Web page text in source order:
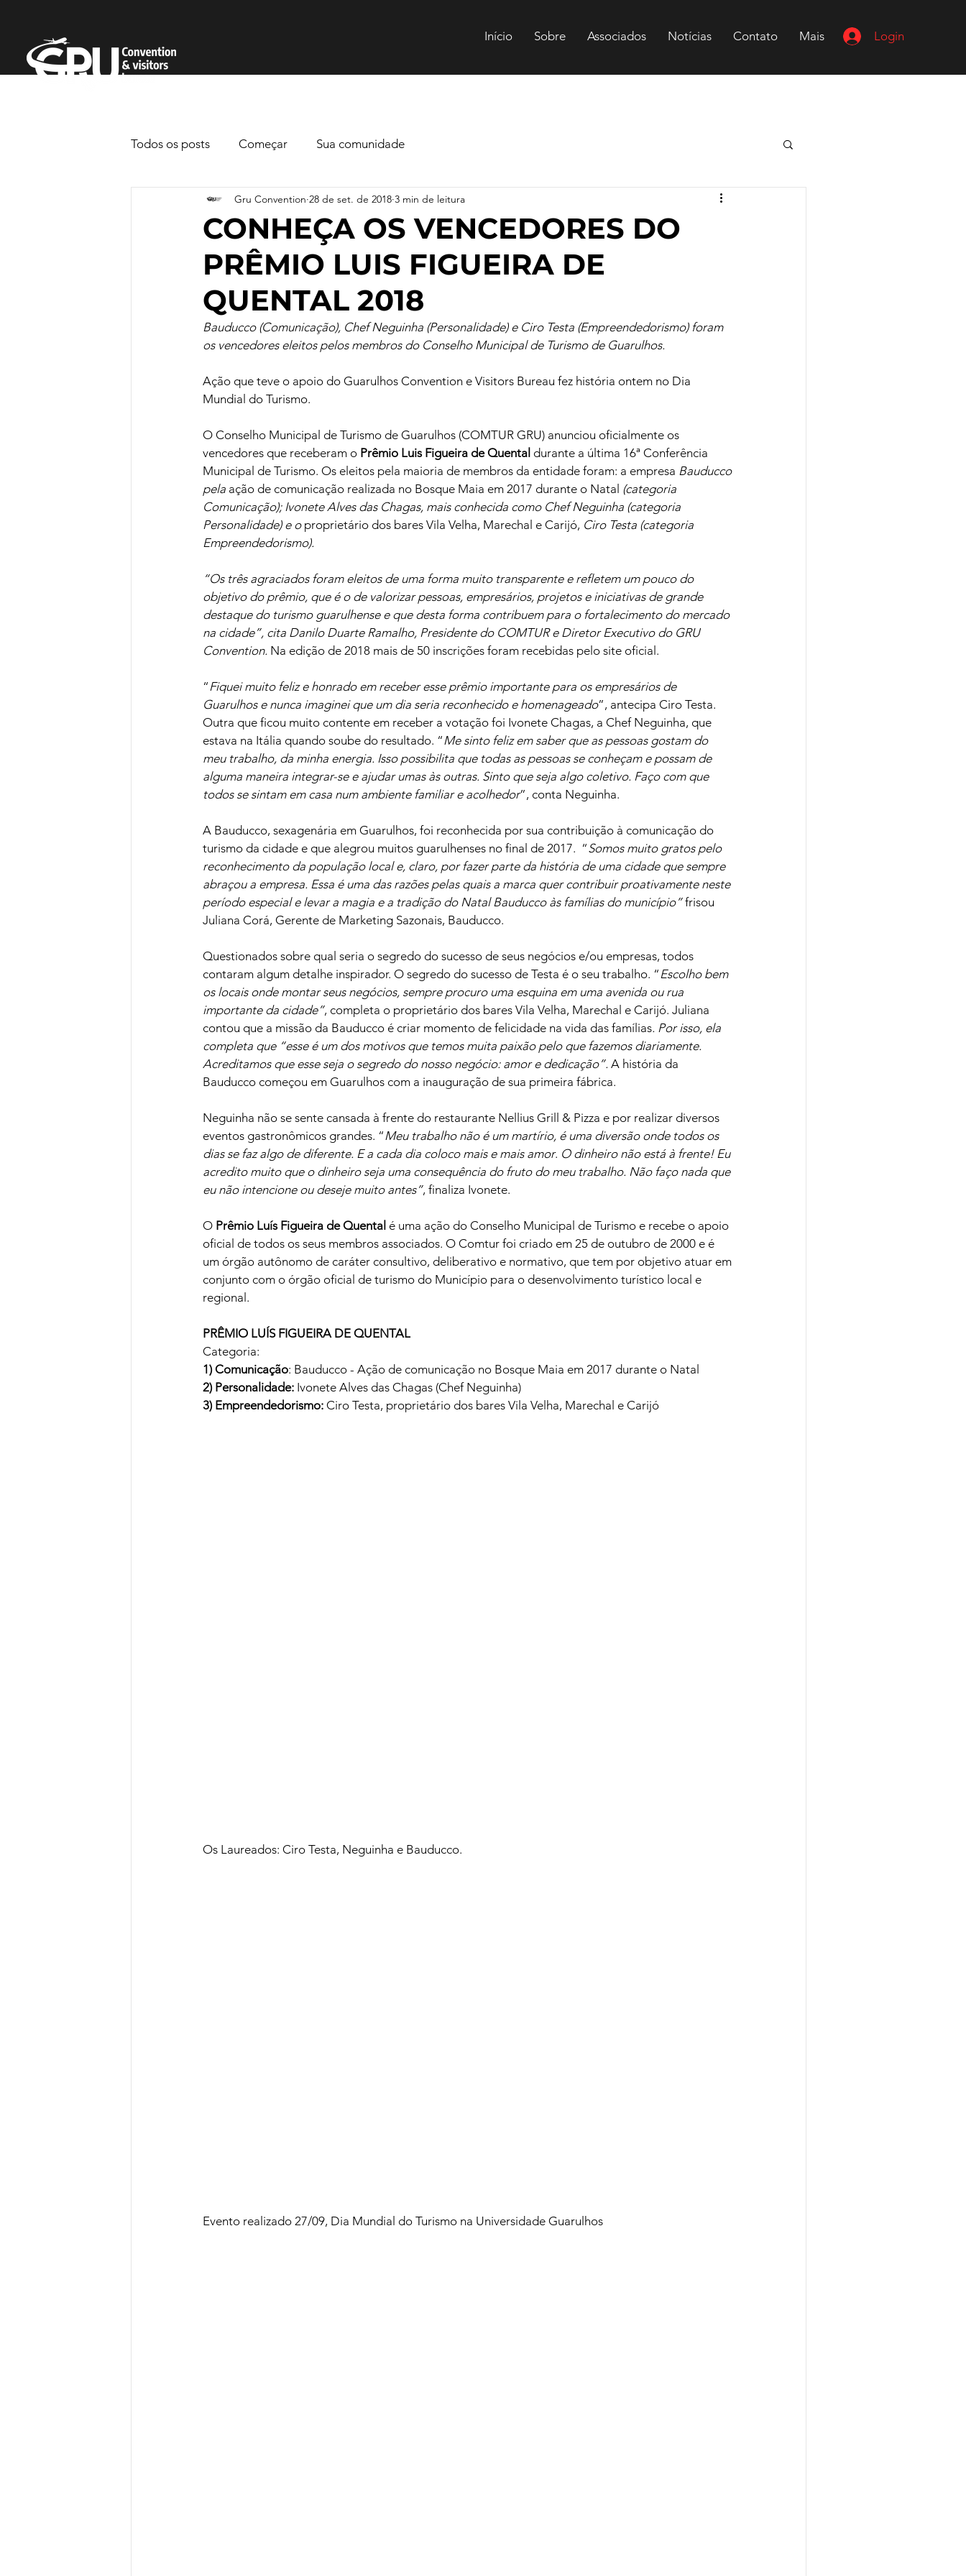
Início Sobre Associados Notícias Contato Mais Login
Todos os posts Começar Sua comunidade
CONHEÇA OS VENCEDORES DO
PRÊMIO LUIS FIGUEIRA DE
QUENTAL 2018
Gru Convention 28 de set. de 2018 3 min de leitura
Bauducco (Comunicação), Chef Neguinha (Personalidade) e Ciro Testa (Empreendedorismo) foram
os vencedores eleitos pelos membros do Conselho Municipal de Turismo de Guarulhos.
Ação que teve o apoio do Guarulhos Convention e Visitors Bureau fez história ontem no Dia
Mundial do Turismo.
O Conselho Municipal de Turismo de Guarulhos (COMTUR GRU) anunciou oficialmente os
vencedores que receberam o Prêmio Luis Figueira de Quental durante a última 16ª Conferência
Municipal de Turismo. Os eleitos pela maioria de membros da entidade foram: a empresa Bauducco
pela ação de comunicação realizada no Bosque Maia em 2017 durante o Natal (categoria
Comunicação); Ivonete Alves das Chagas, mais conhecida como Chef Neguinha (categoria
Personalidade) e o proprietário dos bares Vila Velha, Marechal e Carijó, Ciro Testa (categoria
Empreendedorismo).
“Os três agraciados foram eleitos de uma forma muito transparente e refletem um pouco do
objetivo do prêmio, que é o de valorizar pessoas, empresários, projetos e iniciativas de grande
destaque do turismo guarulhense e que desta forma contribuem para o fortalecimento do mercado
na cidade”, cita Danilo Duarte Ramalho, Presidente do COMTUR e Diretor Executivo do GRU
Convention. Na edição de 2018 mais de 50 inscrições foram recebidas pelo site oficial.
“Fiquei muito feliz e honrado em receber esse prêmio importante para os empresários de
Guarulhos e nunca imaginei que um dia seria reconhecido e homenageado”, antecipa Ciro Testa.
Outra que ficou muito contente em receber a votação foi Ivonete Chagas, a Chef Neguinha, que
estava na Itália quando soube do resultado. “Me sinto feliz em saber que as pessoas gostam do
meu trabalho, da minha energia. Isso possibilita que todas as pessoas se conheçam e possam de
alguma maneira integrar-se e ajudar umas às outras. Sinto que seja algo coletivo. Faço com que
todos se sintam em casa num ambiente familiar e acolhedor”, conta Neguinha.
A Bauducco, sexagenária em Guarulhos, foi reconhecida por sua contribuição à comunicação do
turismo da cidade e que alegrou muitos guarulhenses no final de 2017.  “Somos muito gratos pelo
reconhecimento da população local e, claro, por fazer parte da história de uma cidade que sempre
abraçou a empresa. Essa é uma das razões pelas quais a marca quer contribuir proativamente neste
período especial e levar a magia e a tradição do Natal Bauducco às famílias do município” frisou
Juliana Corá, Gerente de Marketing Sazonais, Bauducco.
Questionados sobre qual seria o segredo do sucesso de seus negócios e/ou empresas, todos
contaram algum detalhe inspirador. O segredo do sucesso de Testa é o seu trabalho. “Escolho bem
os locais onde montar seus negócios, sempre procuro uma esquina em uma avenida ou rua
importante da cidade”, completa o proprietário dos bares Vila Velha, Marechal e Carijó. Juliana
contou que a missão da Bauducco é criar momento de felicidade na vida das famílias. Por isso, ela
completa que “esse é um dos motivos que temos muita paixão pelo que fazemos diariamente.
Acreditamos que esse seja o segredo do nosso negócio: amor e dedicação”. A história da
Bauducco começou em Guarulhos com a inauguração de sua primeira fábrica.
Neguinha não se sente cansada à frente do restaurante Nellius Grill & Pizza e por realizar diversos
eventos gastronômicos grandes. “Meu trabalho não é um martírio, é uma diversão onde todos os
dias se faz algo de diferente. E a cada dia coloco mais e mais amor. O dinheiro não está à frente! Eu
acredito muito que o dinheiro seja uma consequência do fruto do meu trabalho. Não faço nada que
eu não intencione ou deseje muito antes”, finaliza Ivonete.
O Prêmio Luís Figueira de Quental é uma ação do Conselho Municipal de Turismo e recebe o apoio
oficial de todos os seus membros associados. O Comtur foi criado em 25 de outubro de 2000 e é
um órgão autônomo de caráter consultivo, deliberativo e normativo, que tem por objetivo atuar em
conjunto com o órgão oficial de turismo do Município para o desenvolvimento turístico local e
regional.
PRÊMIO LUÍS FIGUEIRA DE QUENTAL
Categoria:
1) Comunicação: Bauducco - Ação de comunicação no Bosque Maia em 2017 durante o Natal
2) Personalidade: Ivonete Alves das Chagas (Chef Neguinha)
3) Empreendedorismo: Ciro Testa, proprietário dos bares Vila Velha, Marechal e Carijó
Os Laureados: Ciro Testa, Neguinha e Bauducco.
Evento realizado 27/09, Dia Mundial do Turismo na Universidade Guarulhos